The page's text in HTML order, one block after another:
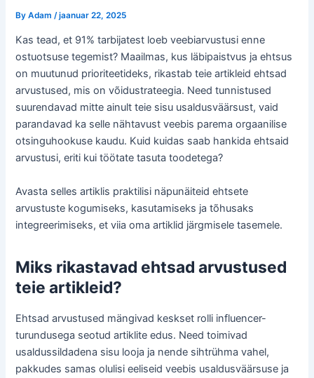
ByAdam /jaanuar 22, 2025
Kas tead, et 91% tarbijatest loeb veebiarvustusi enne
ostuotsuse tegemist? Maailmas, kus läbipaistvus ja ehtsus
on muutunud prioriteetideks, rikastab teie artikleid ehtsad
arvustused, mis on võidustrateegia. Need tunnistused
suurendavad mitte ainult teie sisu usaldusväärsust, vaid
parandavad ka selle nähtavust veebis parema orgaanilise
otsinguhookuse kaudu. Kuid kuidas saab hankida ehtsaid
arvustusi, eriti kui töötate tasuta toodetega?
Avasta selles artiklis praktilisi näpunäiteid ehtsete
arvustuste kogumiseks, kasutamiseks ja tõhusaks
integreerimiseks, et viia oma artiklid järgmisele tasemele.
Miks rikastavad ehtsad arvustused
teie artikleid?
Ehtsad arvustused mängivad keskset rolli influencer-
turundusega seotud artiklite edus. Need toimivad
usaldussildadena sisu looja ja nende sihtrühma vahel,
pakkudes samas olulisi eeliseid veebis usaldusväärsuse ja